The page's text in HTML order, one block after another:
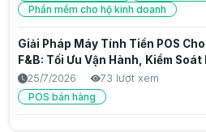
Phần mềm cho hộ kinh doanh
Giải Pháp Máy Tính Tiền POS
F&B: Tối Ưu Vận Hành, Kiểm
25/7/2026
73 lượt xem
POS bán hàng